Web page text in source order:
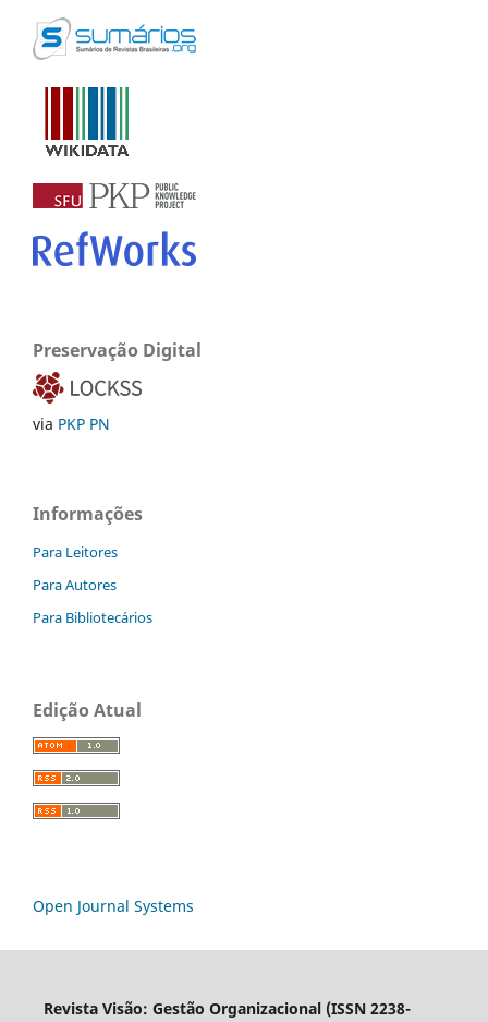
Preservação Digital
via PKP PN
Informações
Para Leitores
Para Autores
Para Bibliotecários
Edição Atual
Open Journal Systems
Revista Visão: Gestão Organizacional (ISSN 2238-